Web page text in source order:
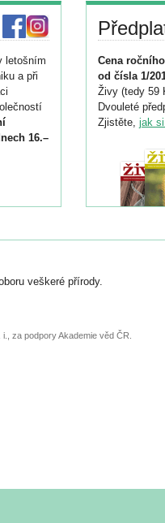
letošním
a při
16.–
Cena
od čísla 1/
Živy (tedy 59
Dvouleté
Zjistěte, jak
veškeré přírody.
za podpory Akademie věd ČR.